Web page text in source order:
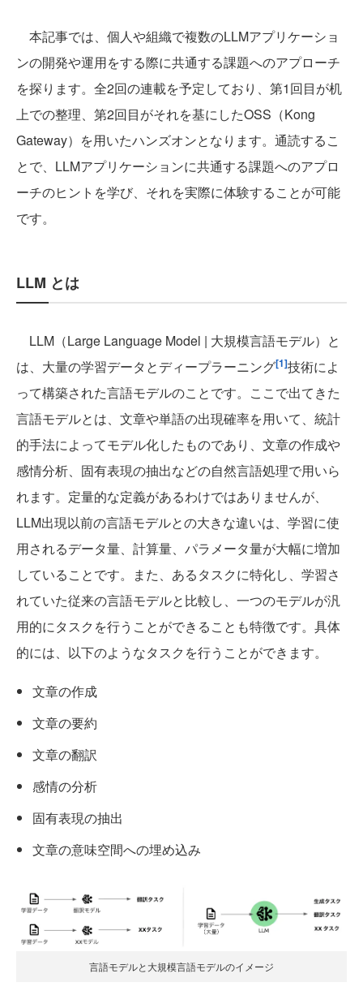
本記事では、個人や組織で複数のLLMアプリケーショ
ンの開発や運用をする際に共通する課題へのアプローチ
を探ります。全2回の連載を予定しており、第1回目が机
上での整理、第2回目がそれを基にしたOSS（Kong
Gateway）を用いたハンズオンとなります。通読するこ
とで、LLMアプリケーションに共通する課題へのアプロ
ーチのヒントを学び、それを実際に体験することが可能
です。
LLM とは
LLM（Large Language Model | 大規模言語モデル）と
は、大量の学習データとディープラーニング[1]技術によ
って構築された言語モデルのことです。ここで出てきた
言語モデルとは、文章や単語の出現確率を用いて、統計
的手法によってモデル化したものであり、文章の作成や
感情分析、固有表現の抽出などの自然言語処理で用いら
れます。定量的な定義があるわけではありませんが、
LLM出現以前の言語モデルとの大きな違いは、学習に使
用されるデータ量、計算量、パラメータ量が大幅に増加
していることです。また、あるタスクに特化し、学習さ
れていた従来の言語モデルと比較し、一つのモデルが汎
用的にタスクを行うことができることも特徴です。具体
的には、以下のようなタスクを行うことができます。
文章の作成
文章の要約
文章の翻訳
感情の分析
固有表現の抽出
文章の意味空間への埋め込み
言語モデルと大規模言語モデルのイメージ